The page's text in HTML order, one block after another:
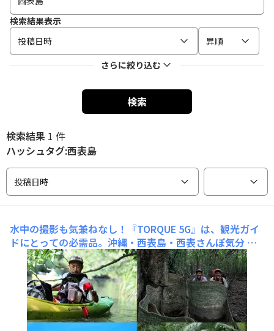
検索結果表示
投稿日時
昇順
さらに絞り込む
検索
検索結果 1 件
ハッシュタグ:西表島
投稿日時
水中の撮影も気兼ねなし！『TORQUE 5G』は、観光ガイ
ドにとっての必需品。沖縄・西表島・西表さんぽ気分
多くの観光客が国内・海外から訪れるようになった沖縄。
様々な沖縄の観光関係者が、自然や文化、食べ物などの魅
力を発信し、観光客の期待に応え「ブランド」を築いてき
ました。本記事は、コロナ禍における「観光客の激減」と
いう逆境を乗り越えようとする、沖縄の観光事業者の挑戦
する姿と、観光事業者から見た『TORQ